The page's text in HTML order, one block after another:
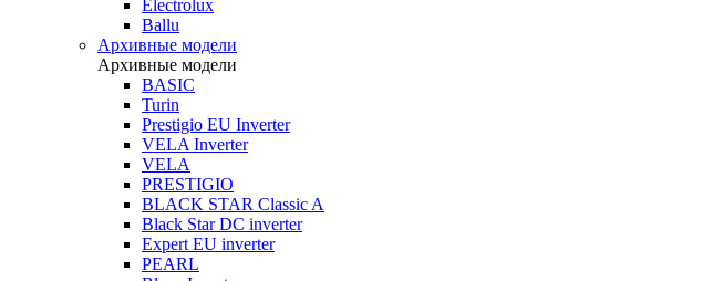
Electrolux
Ballu
Архивные модели
Архивные модели
BASIC
Turin
Prestigio EU Inverter
VELA Inverter
VELA
PRESTIGIO
BLACK STAR Classic A
Black Star DC inverter
Expert EU inverter
PEARL